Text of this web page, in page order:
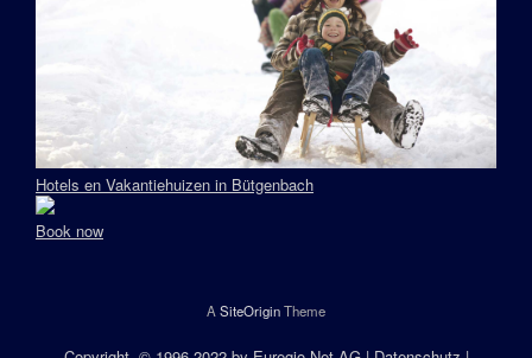
Hotels en Vakantiehuizen in Bütgenbach
Book now
A SiteOriginTheme